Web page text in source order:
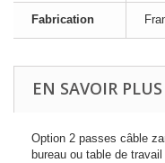
Fabrication
EN SAVOIR PLUS
Option 2 passes câble
bureau ou table de